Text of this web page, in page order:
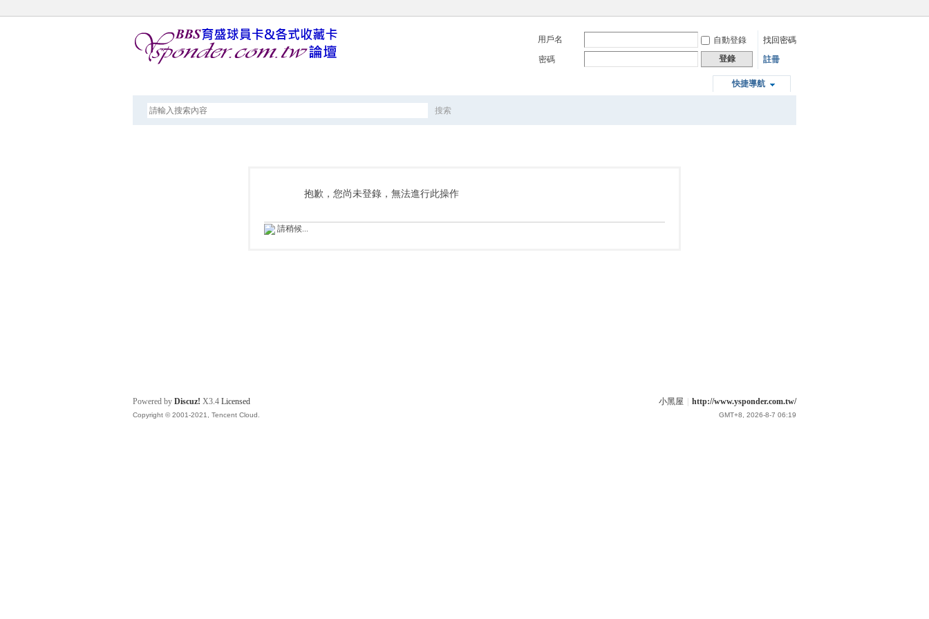
用戶名 自動登錄
找回密碼
密碼
登錄 註冊
快捷導航
搜索
抱歉，您尚未登錄，無法進行此操作
請稍候...
小黑屋 http://www.ysponder.com.tw/
GMT+8, 2026-8-7 06:19
Powered by Discuz! X3.4 Licensed
Copyright © 2001-2021, Tencent Cloud.